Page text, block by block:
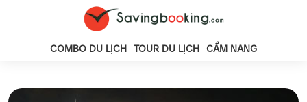
COMBO DU LỊCH TOUR DU LỊCH CẨM NANG